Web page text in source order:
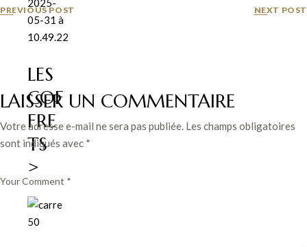
LES
COF
FRE
TS
>
PREVIOUS POST NEXT POST
LAISSER UN COMMENTAIRE
Votre adresse e-mail ne sera pas publiée. Les champs obligatoires
sont indiqués avec *